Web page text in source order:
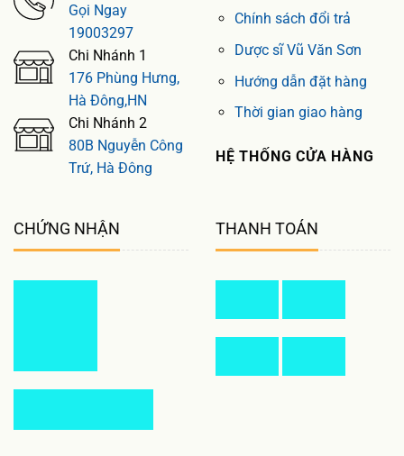
Gọi Ngay
19003297
Chi Nhánh 1
176 Phùng Hưng,
Hà Đông,HN
Chi Nhánh 2
80B Nguyễn Công
Trứ, Hà Đông
Chính sách đổi trả
Dược sĩ Vũ Văn Sơn
Hướng dẫn đặt hàng
Thời gian giao hàng
HỆ THỐNG CỬA HÀNG
CHỨNG NHẬN THANH TOÁN